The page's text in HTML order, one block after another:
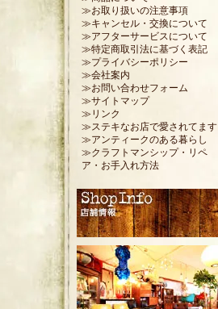
≫お取り扱いの注意事項
≫キャンセル・交換について
≫アフターサービスについて
≫特定商取引法に基づく表記
≫プライバシーポリシー
≫会社案内
≫お問い合わせフォーム
≫サイトマップ
≫リンク
≫ステキなお店で愛されてます
≫アンティークのある暮らし
≫クラフトマンシップ・リペ
ア・お手入れ方法